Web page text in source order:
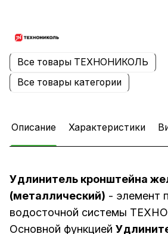
Все товары ТЕХНОНИКОЛЬ
Все товары категории
Описание Характеристики
Удлинитель кронштейна
(металлический) - элемент
водосточной системы
Основной функцией